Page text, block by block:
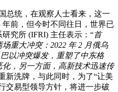
总统，在观察人士看来，这一
年前，但今时不同往日，世界已
究所 (IFRI) 主任表示：“首
重大冲突：2022 年 2 月俄乌
以冲突爆发，重塑了中东格
，另一方面，高新技术迅速传
新洗牌，与此同时，为了“让美
交易型领导方针，将进一步破